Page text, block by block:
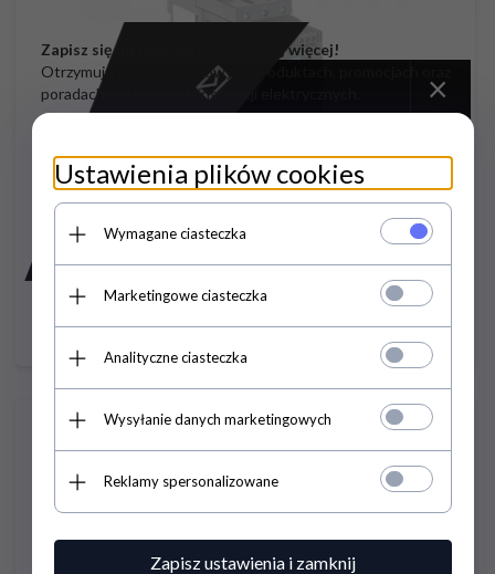
Softstart 3-fazowy 200-480VAC 106A 55kW/400V Uc=110-
230V AC/DC S3 3RW4047-1BB14
Cena brutto:
6384,12PLN
Cena netto: 5190,34
Ustawienia plików cookies
Wymagane ciasteczka
Marketingowe ciasteczka
Analityczne ciasteczka
Wysyłanie danych marketingowych
Reklamy spersonalizowane
Zapisz ustawienia i zamknij
×
Zapisz się do newslettera i zyskaj więcej!
Otrzymuj informacje o nowych produktach, promocjach oraz
poradach dotyczących instalacji elektrycznych.